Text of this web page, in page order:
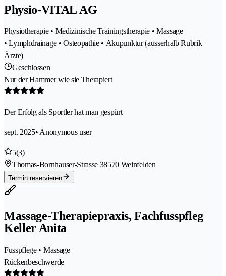
Physio-VITAL AG
Physiotherapie • Medizinische Trainingstherapie • Massage
• Lymphdrainage • Osteopathie • Akupunktur (ausserhalb Rubrik
Ärzte)
Geschlossen
Nur der Hammer wie sie Therapiert
Der Erfolg als Sportler hat man gespürt
sept. 2025• Anonymous user
5(3)
Thomas-Bornhauser-Strasse 38570 Weinfelden
Termin reservieren
Massage-Therapiepraxis, Fachfusspfleg
Keller Anita
Fusspflege • Massage
Rückenbeschwerde